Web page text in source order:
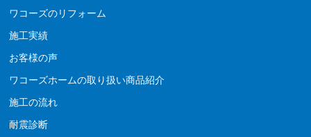
ワコーズのリフォーム
施工実績
お客様の声
ワコーズホームの取り扱い商品紹介
施工の流れ
耐震診断